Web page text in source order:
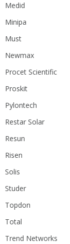
Medid
Minipa
Must
Newmax
Procet Scientific
Proskit
Pylontech
Restar Solar
Resun
Risen
Solis
Studer
Topdon
Total
Trend Networks